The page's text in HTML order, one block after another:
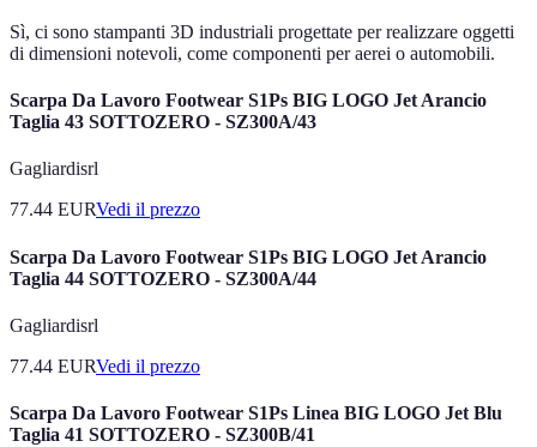
Sì, ci sono stampanti 3D industriali progettate per realizzare oggetti
di dimensioni notevoli, come componenti per aerei o automobili.
Scarpa Da Lavoro Footwear S1Ps BIG LOGO Jet Arancio
Taglia 43 SOTTOZERO - SZ300A/43
Gagliardisrl
77.44 EURVedi il prezzo
Scarpa Da Lavoro Footwear S1Ps BIG LOGO Jet Arancio
Taglia 44 SOTTOZERO - SZ300A/44
Gagliardisrl
77.44 EURVedi il prezzo
Scarpa Da Lavoro Footwear S1Ps Linea BIG LOGO Jet Blu
Taglia 41 SOTTOZERO - SZ300B/41